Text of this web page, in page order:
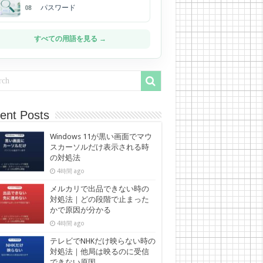
08 パスワード
すべての用語を見る →
Posts
Windows 11が黒い画面でマウ
スカーソルだけ表示される時
の対処法
4時間 ago
メルカリで出品できない時の
対処法｜どの段階で止まった
かで原因が分かる
4時間 ago
テレビでNHKだけ映らない時の
対処法｜他局は映るのに受信